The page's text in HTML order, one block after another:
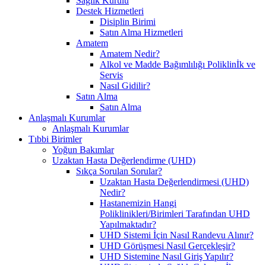
Destek Hizmetleri
Disiplin Birimi
Satın Alma Hizmetleri
Amatem
Amatem Nedir?
Alkol ve Madde Bağımlılığı Poliklinİk ve
Servis
Nasıl Gidilir?
Satın Alma
Satın Alma
Anlaşmalı Kurumlar
Anlaşmalı Kurumlar
Tıbbi Birimler
Yoğun Bakımlar
Uzaktan Hasta Değerlendirme (UHD)
Sıkça Sorulan Sorular?
Uzaktan Hasta Değerlendirmesi (UHD)
Nedir?
Hastanemizin Hangi
Poliklinikleri/Birimleri Tarafından UHD
Yapılmaktadır?
UHD Sistemi İçin Nasıl Randevu Alınır?
UHD Görüşmesi Nasıl Gerçekleşir?
UHD Sistemine Nasıl Giriş Yapılır?